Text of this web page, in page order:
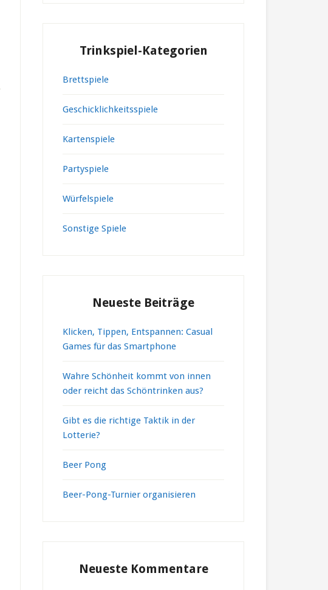
Trinkspiel-Kategorien
Brettspiele
Geschicklichkeitsspiele
Kartenspiele
Partyspiele
Würfelspiele
Sonstige Spiele
Neueste Beiträge
Klicken, Tippen, Entspannen: Casual
Games für das Smartphone
Wahre Schönheit kommt von innen
oder reicht das Schöntrinken aus?
Gibt es die richtige Taktik in der
Lotterie?
Beer Pong
Beer-Pong-Turnier organisieren
Neueste Kommentare